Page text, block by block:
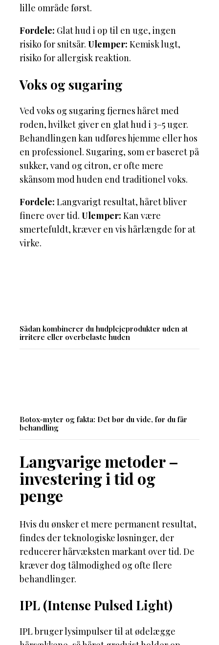
lille område først.
Fordele: Glat hud i op til en uge, ingen
risiko for snitsår. Ulemper: Kemisk lugt,
risiko for allergisk reaktion.
Voks og sugaring
Ved voks og sugaring fjernes håret med
roden, hvilket giver en glat hud i 3–5 uger.
Behandlingen kan udføres hjemme eller hos
en professionel. Sugaring, som er baseret på
sukker, vand og citron, er ofte mere
skånsom mod huden end traditionel voks.
Fordele: Langvarigt resultat, håret bliver
finere over tid. Ulemper: Kan være
smertefuldt, kræver en vis hårlængde for at
virke.
Sådan kombinerer du hudplejeprodukter uden at
irritere eller overbelaste huden
Botox-myter og fakta: Det bør du vide, før du får
behandling
Langvarige metoder –
investering i tid og
penge
Hvis du ønsker et mere permanent resultat,
findes der teknologiske løsninger, der
reducerer hårvæksten markant over tid. De
kræver dog tålmodighed og ofte flere
behandlinger.
IPL (Intense Pulsed Light)
IPL bruger lysimpulser til at ødelægge